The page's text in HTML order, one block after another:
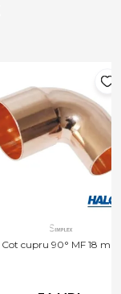
Cot cupru 90° MF 18 mm